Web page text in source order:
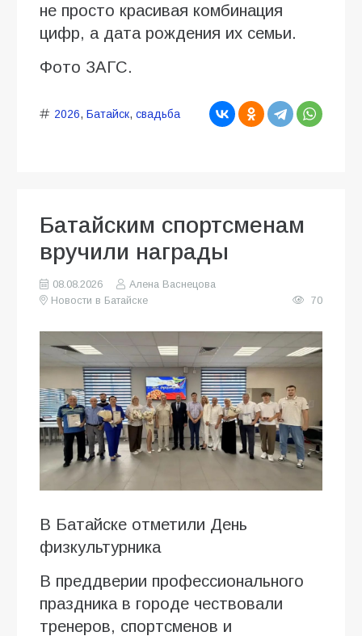
не просто красивая комбинация
цифр, а дата рождения их семьи.
Фото ЗАГС.
2026, Батайск, свадьба
Батайским спортсменам
вручили награды
08.08.2026
Алена Васнецова
Новости в Батайске
70
В Батайске отметили День
физкультурника
В преддверии профессионального
праздника в городе чествовали
тренеров, спортсменов и